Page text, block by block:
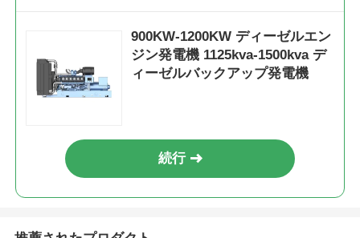
900KW-1200KW ディーゼルエン
ジン発電機 1125kva-1500kva デ
ィーゼルバックアップ発電機
続行